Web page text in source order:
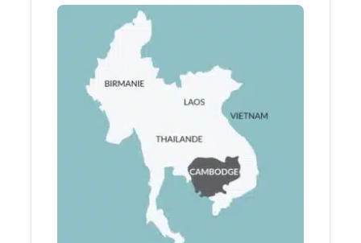
Battambang
Paris / Phnom Penh